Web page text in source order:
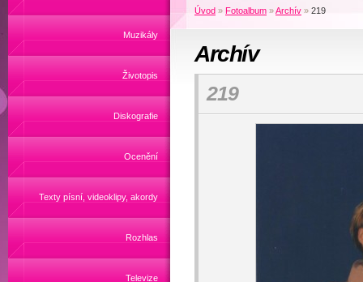
Muzikály
Životopis
Diskografie
Ocenění
Texty písní, videoklipy, akordy
Rozhlas
Televize
Úvod » Fotoalbum »Archív » 219
Archív
219